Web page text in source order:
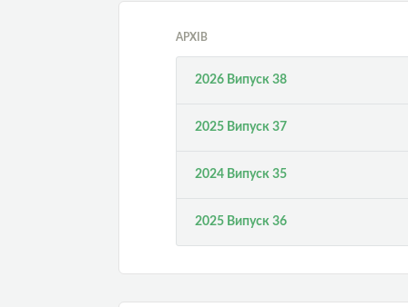
АРХІВ
2026 Випуск 38
2025 Випуск 37
2024 Випуск 35
2025 Випуск 36